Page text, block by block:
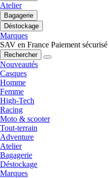
Atelier
Bagagerie
Déstockage
Marques
SAV en France Paiement sécurisé
Rechercher
Nouveautés
Casques
Homme
Femme
High-Tech
Racing
Moto & scooter
Tout-terrain
Adventure
Atelier
Bagagerie
Déstockage
Marques